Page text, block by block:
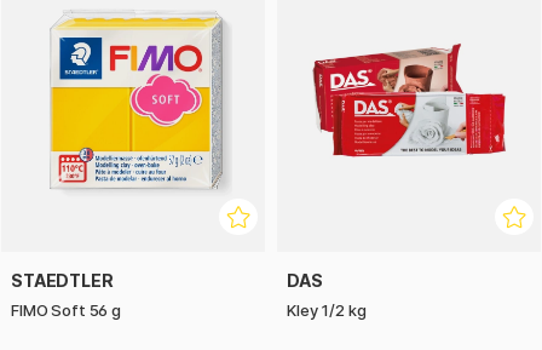
STAEDTLER
FIMO Soft 56 g
DAS
Kley 1/2 kg